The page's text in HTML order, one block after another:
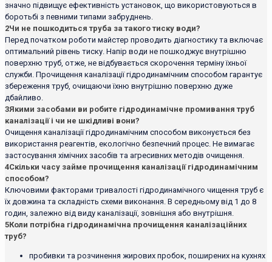
значно підвищує ефективність установок, що використовуються в
боротьбі з певними типами забруднень.
2Чи не пошкодиться труба за такого тиску води?
Перед початком роботи майстер проводить діагностику та включає
оптимальний рівень тиску. Напір води не пошкоджує внутрішню
поверхню труб, отже, не відбувається скорочення терміну їхньої
служби. Прочищення каналізації гідродинамічним способом гарантує
збереження труб, очищаючи їхню внутрішню поверхню дуже
дбайливо.
3Якими засобами ви робите гідродинамічне промивання труб
каналізації і чи не шкідливі вони?
Очищення каналізації гідродинамічним способом виконується без
використання реагентів, екологічно безпечний процес. Не вимагає
застосування хімічних засобів та агресивних методів очищення.
4Скільки часу займе прочищення каналізації гідродинамічним
способом?
Ключовими факторами тривалості гідродинамічного чищення труб є
їх довжина та складність схеми виконання. В середньому від 1 до 8
годин, залежно від виду каналізації, зовнішня або внутрішня.
5Коли потрібна гідродинамічна прочищення каналізаційних
труб?
пробивки та розчинення жирових пробок, поширених на кухнях